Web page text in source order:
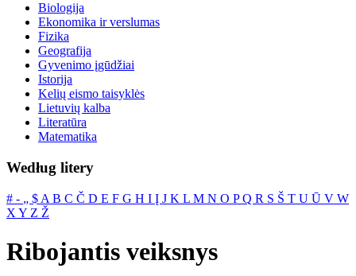
Biologija
Ekonomika ir verslumas
Fizika
Geografija
Gyvenimo įgūdžiai
Istorija
Kelių eismo taisyklės
Lietuvių kalba
Literatūra
Matematika
Według litery
# ‐ „ $ A B C Č D E F G H I Į J K L M N O PQ R S Š T U Ū V W
X Y Z Ž
Ribojantis veiksnys